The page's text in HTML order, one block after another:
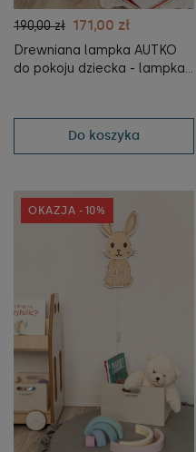
190,00 zł 171,00 zł
Drewniana lampka AUTKO
do pokoju dziecka - lampka
Do koszyka
OKAZJA -10%